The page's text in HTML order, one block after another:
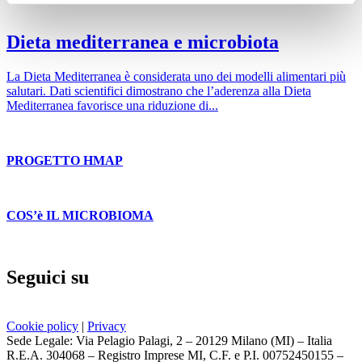
Dieta mediterranea e microbiota
La Dieta Mediterranea è considerata uno dei modelli alimentari più
salutari. Dati scientifici dimostrano che l’aderenza alla Dieta
Mediterranea favorisce una riduzione di...
PROGETTO HMAP
COS’è IL MICROBIOMA
Seguici su
Cookie policy | Privacy
Sede Legale: Via Pelagio Palagi, 2 – 20129 Milano (MI) – Italia
R.E.A. 304068 – Registro Imprese MI, C.F. e P.I. 00752450155 –